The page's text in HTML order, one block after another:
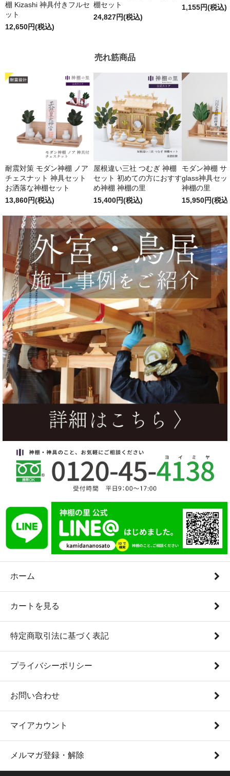
棚 Kizashi 神具付きフルセ
ット
12,650円(税込)
棚セット
24,827円(税込)
1,155円(税込)
売れ筋商品
耐震対策 モダン神棚 ノア
チェスナット 神具セット
お洒落な神棚セット
13,860円(税込)
屋根違い三社 つむぎ 神棚
セット 初めての方におすす
め神棚 神棚の里
15,400円(税込)
モダン神棚 サ
glass神具セッ
神棚の里
15,950円(税込
ホーム
カートを見る
特定商取引法に基づく表記
プライバシーポリシー
お問い合わせ
マイアカウント
メルマガ登録・解除